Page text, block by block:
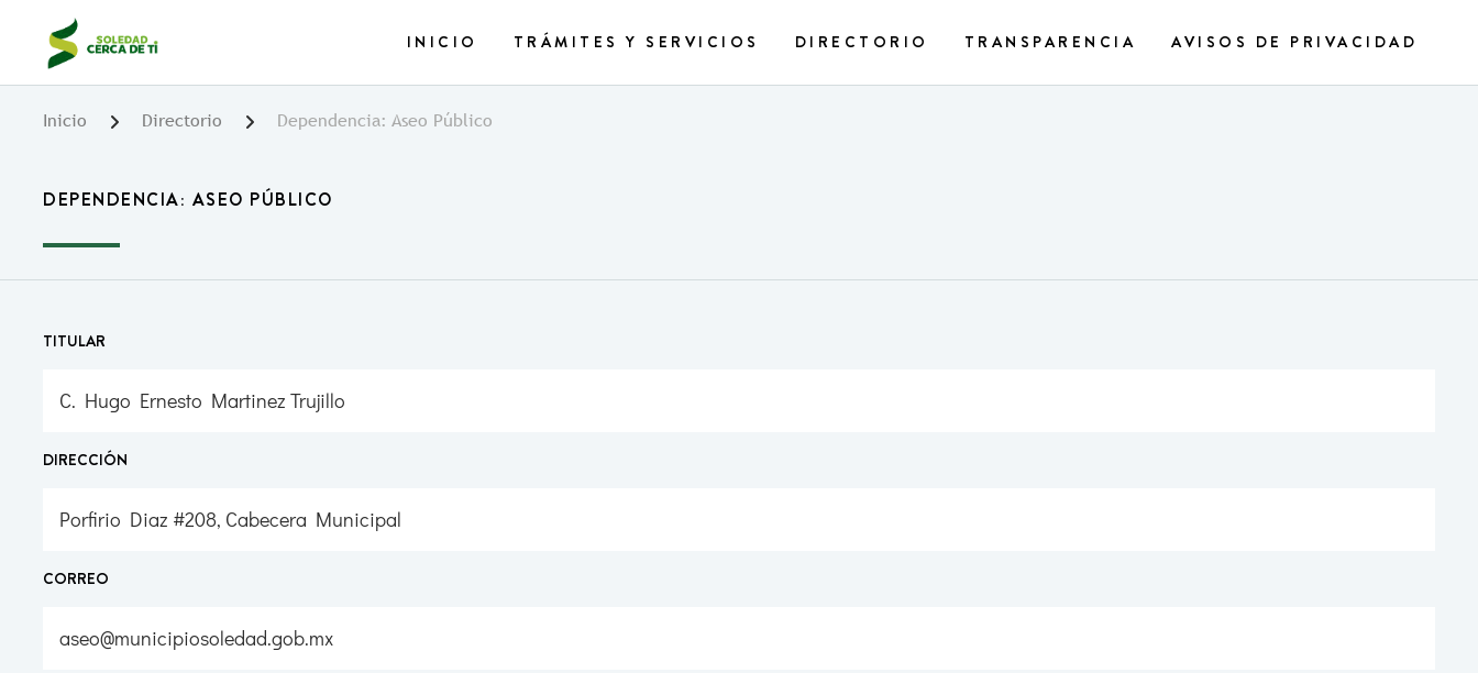
contenido
principal
INICIO TRÁMITES Y SERVICIOS DIRECTORIO TRANSPARENCIA AVISOS DE PRIVACIDAD
Inicio Directorio Dependencia: Aseo Público
DEPENDENCIA: ASEO PÚBLICO
TITULAR
C. Hugo Ernesto Martinez Trujillo
DIRECCIÓN
Porfirio Diaz #208, Cabecera Municipal
CORREO
aseo@municipiosoledad.gob.mx